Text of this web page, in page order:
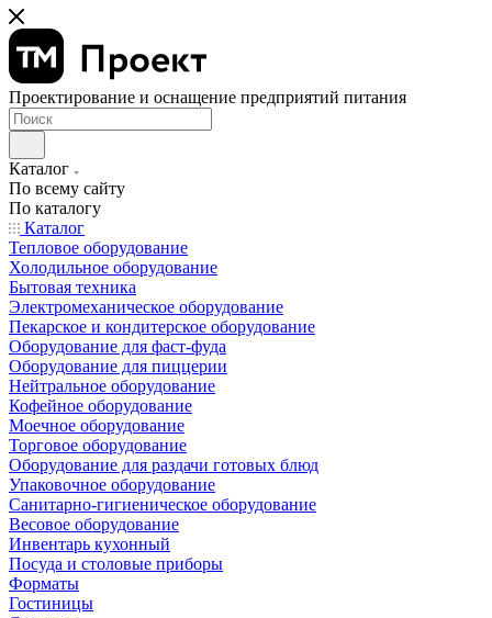
Проектирование и оснащение предприятий питания
Каталог
По всему сайту
По каталогу
Каталог
Тепловое оборудование
Холодильное оборудование
Бытовая техника
Электромеханическое оборудование
Пекарское и кондитерское оборудование
Оборудование для фаст-фуда
Оборудование для пиццерии
Нейтральное оборудование
Кофейное оборудование
Моечное оборудование
Торговое оборудование
Оборудование для раздачи готовых блюд
Упаковочное оборудование
Санитарно-гигиеническое оборудование
Весовое оборудование
Инвентарь кухонный
Посуда и столовые приборы
Форматы
Гостиницы